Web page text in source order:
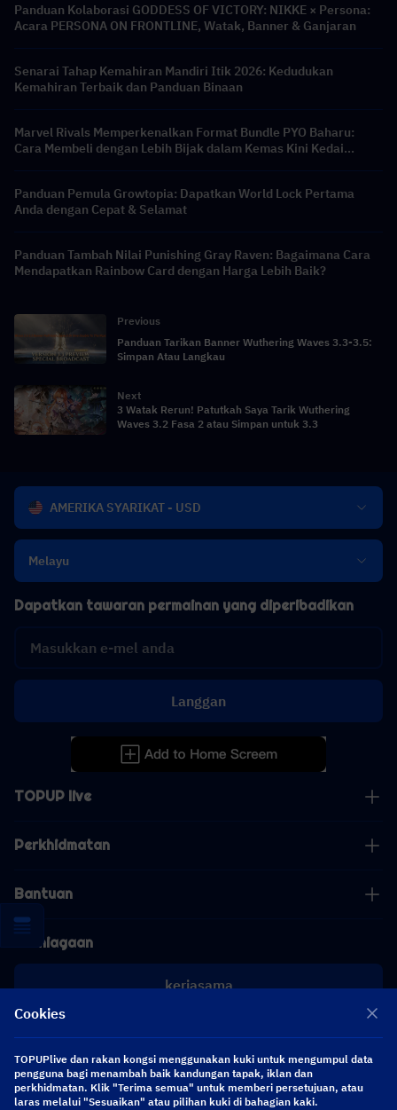
Panduan Kolaborasi GODDESS OF VICTORY: NIKKE × Persona:
Acara PERSONA ON FRONTLINE, Watak, Banner & Ganjaran
Senarai Tahap Kemahiran Mandiri Itik 2026: Kedudukan
Kemahiran Terbaik dan Panduan Binaan
Marvel Rivals Memperkenalkan Format Bundle PYO Baharu:
Cara Membeli dengan Lebih Bijak dalam Kemas Kini Kedai
Panduan Pemula Growtopia: Dapatkan World Lock Pertama
Anda dengan Cepat & Selamat
Panduan Tambah Nilai Punishing Gray Raven: Bagaimana Cara
Mendapatkan Rainbow Card dengan Harga Lebih Baik?
Previous
Panduan Tarikan Banner Wuthering Waves 3.3-3.5:
Simpan Atau Langkau
Next
3 Watak Rerun! Patutkah Saya Tarik Wuthering
Waves 3.2 Fasa 2 atau Simpan untuk 3.3
AMERIKA SYARIKAT - USD
Melayu
TOPUP live
Perkhidmatan
Bantuan
Perniagaan
kerjasama
[email protected]
Dapatkan tawaran permainan yang diperibadikan
Langgan
Ikuti kami
Cookies
TOPUPlive dan rakan kongsi menggunakan kuki untuk mengumpul data
pengguna bagi menambah baik kandungan tapak, iklan dan
perkhidmatan. Klik "Terima semua" untuk memberi persetujuan, atau
laras melalui "Sesuaikan" atau pilihan kuki di bahagian kaki.